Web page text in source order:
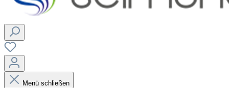
Menü schließen